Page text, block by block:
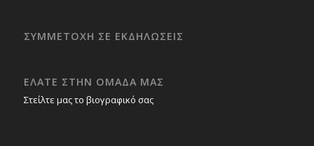
ΣΥΜΜΕΤΟΧΗ ΣΕ ΕΚΔΗΛΩΣΕΙΣ
ΕΛΑΤΕ ΣΤΗΝ ΟΜΑΔΑ ΜΑΣ
Στείλτε μας το βιογραφικό σας